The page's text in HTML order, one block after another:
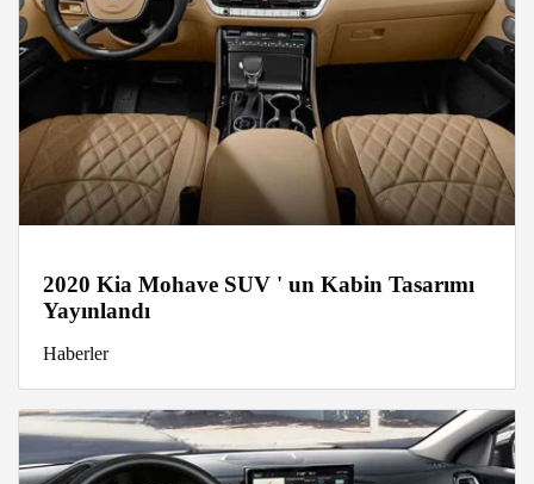
2020 Kia Mohave SUV ' un Kabin Tasarımı
Yayınlandı
Haberler